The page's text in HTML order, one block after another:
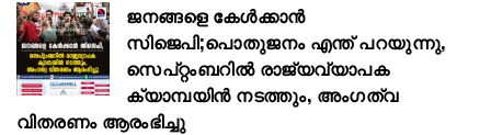
ജനങ്ങളെ കേൾക്കാൻ
സിജെപി;പൊതുജനം എന്ത് പറയുന്നു,
സെപ്റ്റംബറിൽ രാജ്യവ്യാപക
ക്യാമ്പയിൻ നടത്തും, അംഗത്വ
വിതരണം ആരംഭിച്ചു